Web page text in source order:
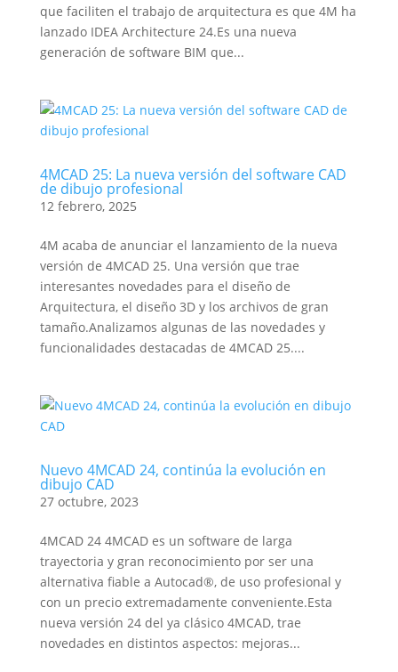
que faciliten el trabajo de arquitectura es que 4M ha
lanzado IDEA Architecture 24.Es una nueva
generación de software BIM que...
4MCAD 25: La nueva versión del software CAD
de dibujo profesional
12 febrero, 2025
4M acaba de anunciar el lanzamiento de la nueva
versión de 4MCAD 25. Una versión que trae
interesantes novedades para el diseño de
Arquitectura, el diseño 3D y los archivos de gran
tamaño.Analizamos algunas de las novedades y
funcionalidades destacadas de 4MCAD 25....
Nuevo 4MCAD 24, continúa la evolución en
dibujo CAD
27 octubre, 2023
4MCAD 24 4MCAD es un software de larga
trayectoria y gran reconocimiento por ser una
alternativa fiable a Autocad®, de uso profesional y
con un precio extremadamente conveniente.Esta
nueva versión 24 del ya clásico 4MCAD, trae
novedades en distintos aspectos: mejoras...